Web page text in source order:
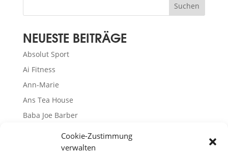
Cookie-Zustimmung
verwalten
Suchen
NEUESTE BEITRÄGE
Absolut Sport
Ai Fitness
Ann-Marie
Ans Tea House
Baba Joe Barber
NEUESTE KOMMENTARE